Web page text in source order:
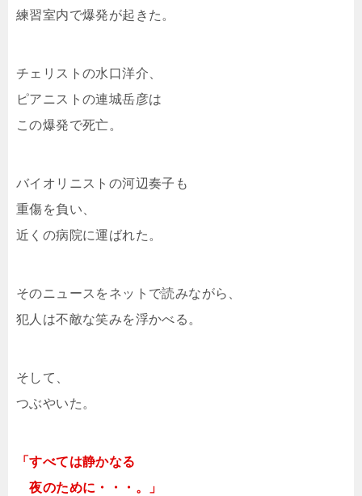
練習室内で爆発が起きた。
チェリストの水口洋介、
ピアニストの連城岳彦は
この爆発で死亡。
バイオリニストの河辺奏子も
重傷を負い、
近くの病院に運ばれた。
そのニュースをネットで読みながら、
犯人は不敵な笑みを浮かべる。
そして、
つぶやいた。
「すべては静かなる
夜のために・・・。」